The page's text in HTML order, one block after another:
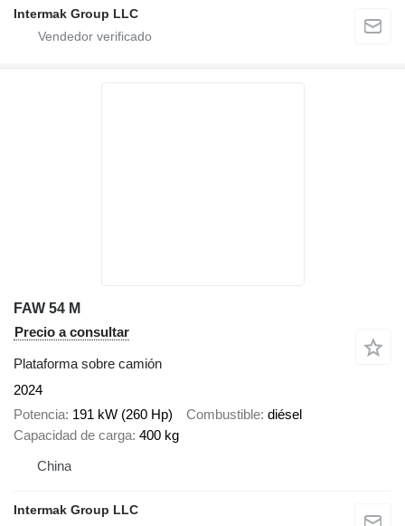
Intermak Group LLC
FAW 54 M
Precio a consultar
Plataforma sobre camión
2024
Potencia 191 kW (260 Hp) Combustible diésel
Capacidad de carga 400 kg
China
Intermak Group LLC